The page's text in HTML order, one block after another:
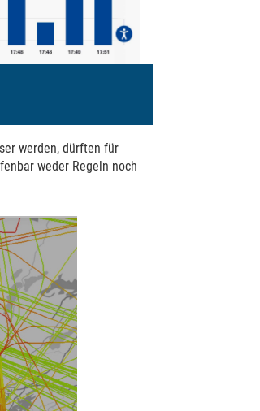
werden, dürften für
weder Regeln noch